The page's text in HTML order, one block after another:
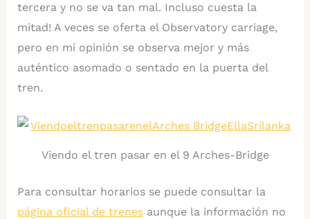
tercera y no se va tan mal. Incluso cuesta la
mitad! A veces se oferta el Observatory carriage,
pero en mi opinión se observa mejor y más
auténtico asomado o sentado en la puerta del
tren.
Viendo el tren pasar en el 9 Arches-Bridge
Para consultar horarios se puede consultar la
página oficial de trenesaunque la información no